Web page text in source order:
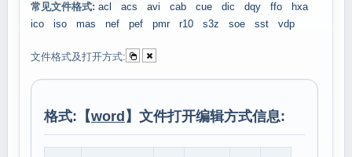
常见文件格式: acl acs avi cab cue dic dqy ffo
hxa
ico
iso mas nef pef pmr r10 s3z soe sst vdp
文件格式及打开方式:
格式:【word 】文件打开编辑方式信息: